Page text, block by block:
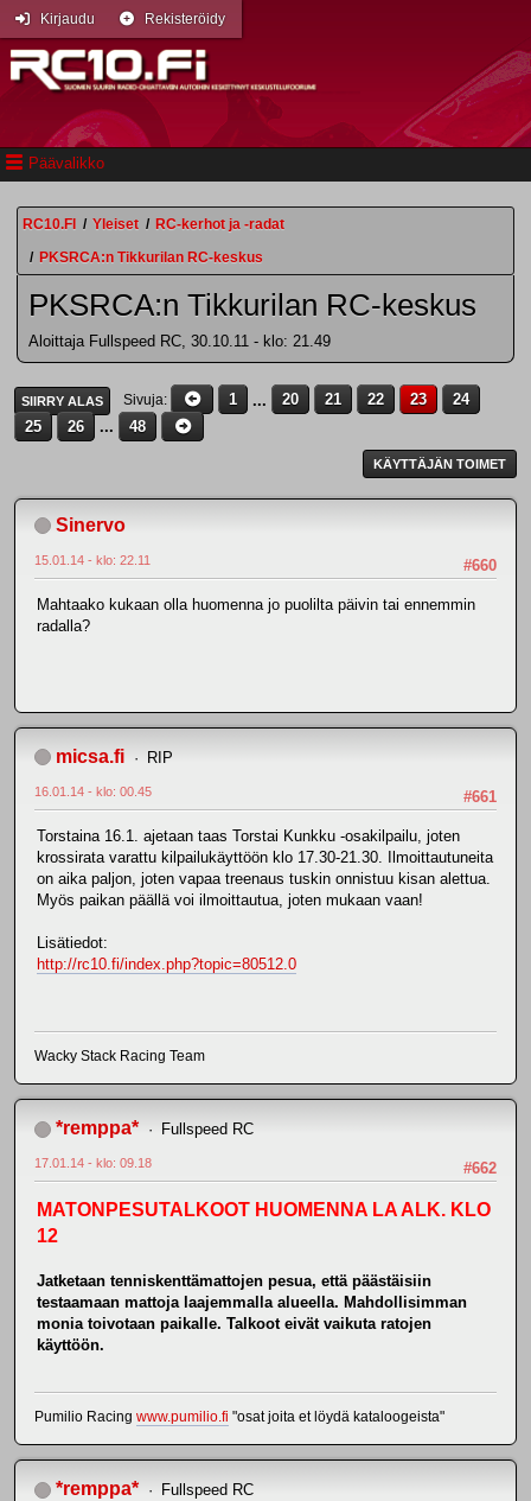
Päävalikko
Kirjaudu Rekisteröidy
RC10.FI / Yleiset / RC-kerhot ja -radat
/ PKSRCA:n Tikkurilan RC-keskus
PKSRCA:n Tikkurilan RC-keskus
Aloittaja Fullspeed RC, 30.10.11 - klo: 21.49
SIIRRY ALAS Sivuja 1 ... 20 21 22 23
24
25
26 ... 48
KÄYTTÄJÄN TOIMET
Sinervo
#660
15.01.14 - klo: 22.11
Mahtaako kukaan olla huomenna jo puolilta päivin tai ennemmin
radalla?
micsa.fi RIP
#661
16.01.14 - klo: 00.45
Torstaina 16.1. ajetaan taas Torstai Kunkku -osakilpailu, joten
krossirata varattu kilpailukäyttöön klo 17.30-21.30. Ilmoittautuneita
on aika paljon, joten vapaa treenaus tuskin onnistuu kisan alettua.
Myös paikan päällä voi ilmoittautua, joten mukaan vaan!
Lisätiedot:
http://rc10.fi/index.php?topic=80512.0
Wacky Stack Racing Team
*remppa* Fullspeed RC
#662
17.01.14 - klo: 09.18
MATONPESUTALKOOT HUOMENNA LA ALK. KLO
12
Jatketaan tenniskenttämattojen pesua, että päästäisiin
testaamaan mattoja laajemmalla alueella. Mahdollisimman
monia toivotaan paikalle. Talkoot eivät vaikuta ratojen
käyttöön.
Pumilio Racing www.pumilio.fi "osat joita et löydä kataloogeista"
*remppa* Fullspeed RC